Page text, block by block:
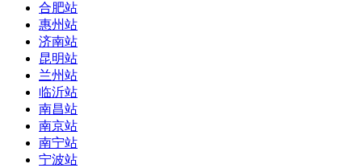
合肥站
惠州站
济南站
昆明站
兰州站
临沂站
南昌站
南京站
南宁站
宁波站